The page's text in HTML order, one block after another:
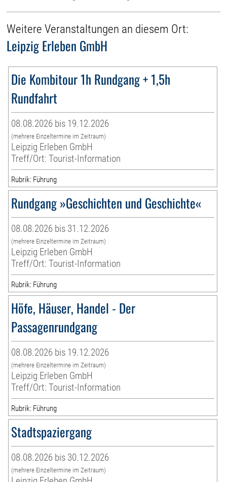
Weitere Veranstaltungen an diesem Ort:
Leipzig Erleben GmbH
Die Kombitour 1h Rundgang + 1,5h
Rundfahrt
08.08.2026 bis 19.12.2026
(mehrere Einzeltermine im Zeitraum)
Leipzig Erleben GmbH
Treff/Ort: Tourist-Information
Rubrik: Führung
Rundgang »Geschichten und Geschichte«
08.08.2026 bis 31.12.2026
(mehrere Einzeltermine im Zeitraum)
Leipzig Erleben GmbH
Treff/Ort: Tourist-Information
Rubrik: Führung
Höfe, Häuser, Handel - Der
Passagenrundgang
08.08.2026 bis 19.12.2026
(mehrere Einzeltermine im Zeitraum)
Leipzig Erleben GmbH
Treff/Ort: Tourist-Information
Rubrik: Führung
Stadtspaziergang
08.08.2026 bis 30.12.2026
(mehrere Einzeltermine im Zeitraum)